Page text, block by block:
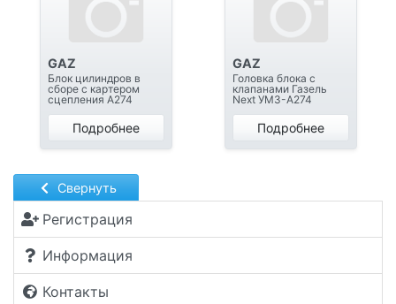
Свернуть
Регистрация
Информация
Контакты
GAZ
Блок цилиндров в
сборе с картером
сцепления А274
Подробнее
GAZ
Головка блока с
клапанами Газель
Next УМЗ-А274
Подробнее